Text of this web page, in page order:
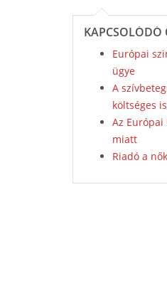
Európai
ügye
A
költséges is
Az
miatt
Riadó a